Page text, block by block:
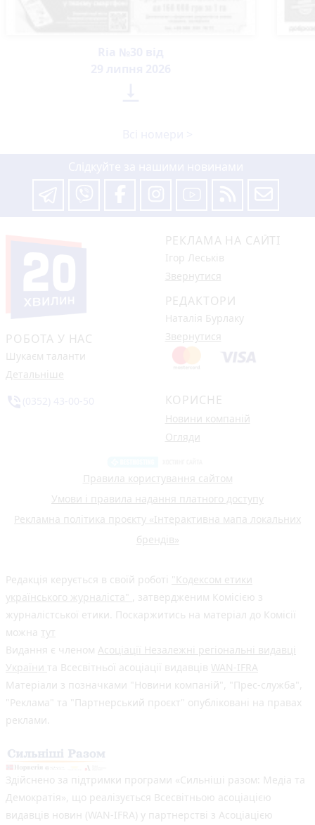
РОБОТА У НАС
Шукаєм таланти
Детальніше
РЕКЛАМА НА САЙТІ
Ігор Леськів
Звернутися
РЕДАКТОРИ
Наталія Бурлаку
Звернутися
КОРИСНЕ
Новини компаній
Огляди
Правила користування сайтом
Умови і правила надання платного доступу
Рекламна політика проєкту «Інтерактивна мапа локальних
брендів»
Редакція керується в своїй роботі "Кодексом етики
українського журналіста" , затвердженим Комісією з
журналістської етики. Поскаржитись на матеріал до Комісії
можна тут
Видання є членом Асоціації Незалежні регіональні видавці
України та Всесвітньої асоціації видавців WAN-IFRA
Матеріали з позначками "Новини компаній", "Прес-служба",
"Реклама" та "Партнерський проєкт" опубліковані на правах
реклами.
Здійснено за підтримки програми «Сильніші разом: Медіа та
Демократія», що реалізується Всесвітньою асоціацією
видавців новин (WAN-IFRA) у партнерстві з Асоціацією